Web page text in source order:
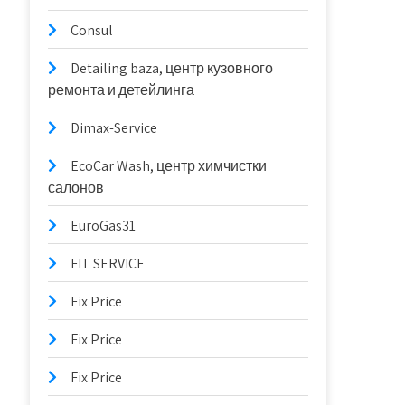
Consul
Detailing baza, центр кузовного
ремонта и детейлинга
Dimax-Service
EcoCar Wash, центр химчистки
салонов
EuroGas31
FIT SERVICE
Fix Price
Fix Price
Fix Price